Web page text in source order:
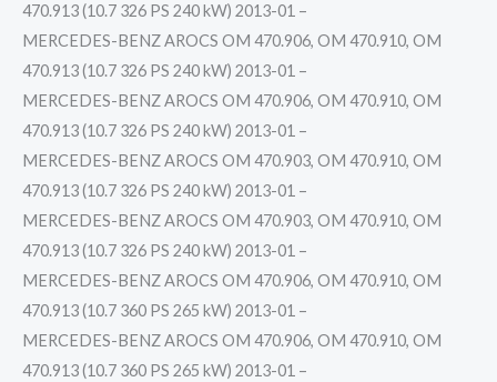
470.913 (10.7 326 PS 240 kW) 2013-01 –
MERCEDES-BENZ AROCS OM 470.906, OM 470.910, OM
470.913 (10.7 326 PS 240 kW) 2013-01 –
MERCEDES-BENZ AROCS OM 470.906, OM 470.910, OM
470.913 (10.7 326 PS 240 kW) 2013-01 –
MERCEDES-BENZ AROCS OM 470.903, OM 470.910, OM
470.913 (10.7 326 PS 240 kW) 2013-01 –
MERCEDES-BENZ AROCS OM 470.903, OM 470.910, OM
470.913 (10.7 326 PS 240 kW) 2013-01 –
MERCEDES-BENZ AROCS OM 470.906, OM 470.910, OM
470.913 (10.7 360 PS 265 kW) 2013-01 –
MERCEDES-BENZ AROCS OM 470.906, OM 470.910, OM
470.913 (10.7 360 PS 265 kW) 2013-01 –